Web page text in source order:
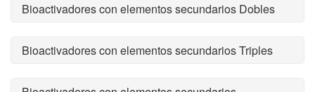
Bioactivadores con elementos secundarios Dobles
Bioactivadores con elementos secundarios Triples